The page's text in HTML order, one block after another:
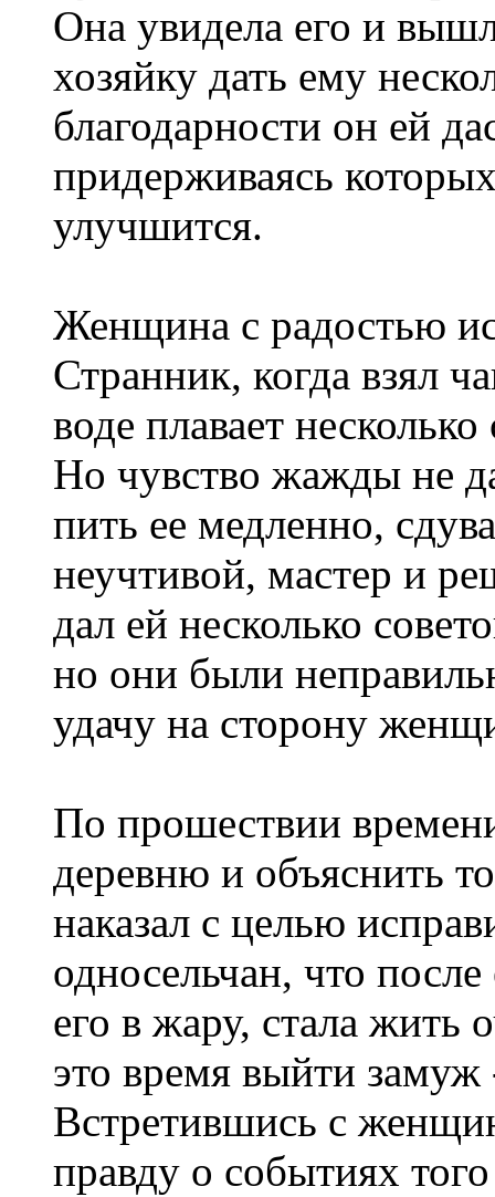
Она увидела его и
хозяйку дать ему
благодарности он ей
придерживаясь
улучшится.
Женщина с радостью
Странник, когда взял
воде плавает
Но чувство жажды не
пить ее медленно,
неучтивой, мастер и
дал ей несколько
но они были
удачу на сторону
По прошествии
деревню и объяснить
наказал с целью
односельчан, что
его в жару, стала жить
это время выйти
Встретившись с
правду о событиях